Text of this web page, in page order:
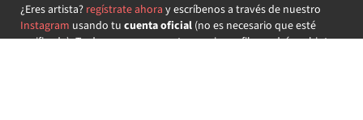
¿Eres artista? regístrate ahora y escríbenos a través de nuestro
Instagram usando tu cuenta oficial(no es necesario que esté
verificada) ¡Te daremos acceso a tu propio perfil y podrás subir tus